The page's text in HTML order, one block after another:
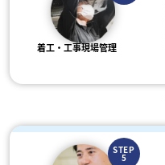
着工・工事現場管理
STEP
5